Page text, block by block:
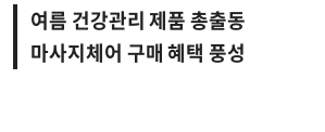
여름 건강관리 제품 총출동
마사지체어 구매 혜택 풍성